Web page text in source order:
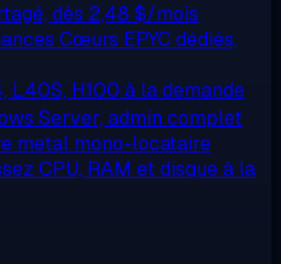
dès 2,48 $/mois
Cœurs EPYC dédiés,
L40S, H100 à la demande
Server, admin complet
metal mono-locataire
CPU, RAM et disque à la